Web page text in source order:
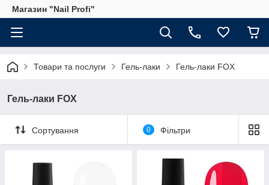
Магазин "Nail Profi"
Товари та послуги Гель-лаки Гель-лаки FOX
Гель-лаки FOX
Сортування 0 Фільтри